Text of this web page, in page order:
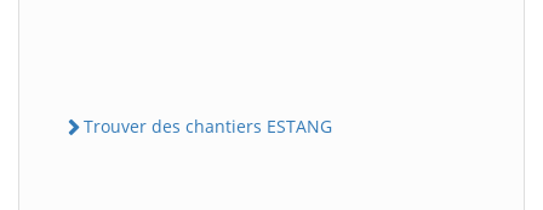
Trouver des chantiers ESTANG